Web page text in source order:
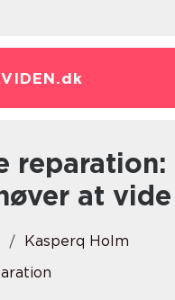
dk
at vide
Kasperq Holm